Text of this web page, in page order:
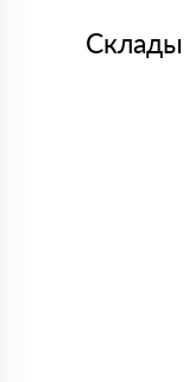
Склады